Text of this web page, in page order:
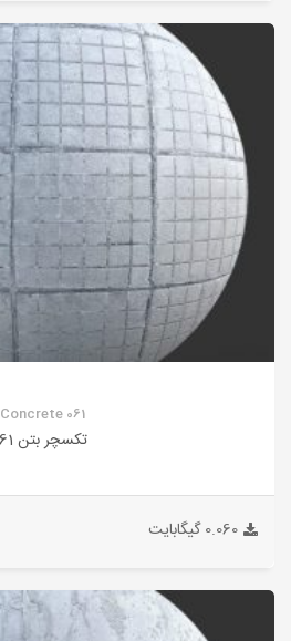
Concrete 061
تکسچر بتن 61
0.060 گیگابایت